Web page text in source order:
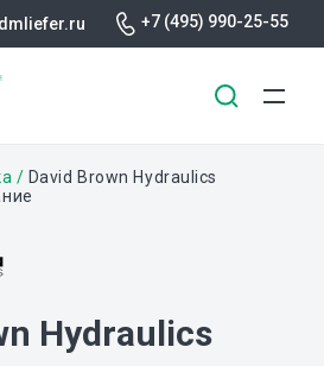
+7 (495) 990-25-55
David Brown Hydraulics
Hydraulics